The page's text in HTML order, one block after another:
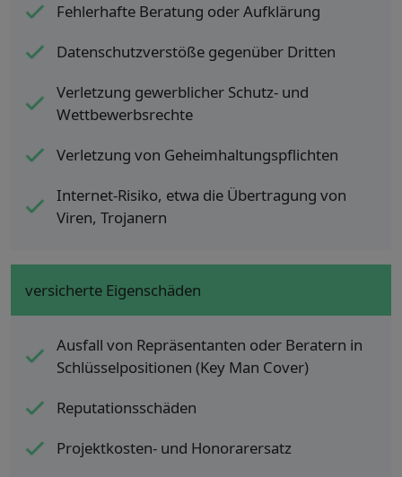
Fehlerhafte Beratung oder Aufklärung
Datenschutzverstöße gegenüber Dritten
Verletzung gewerblicher Schutz- und
Wettbewerbsrechte
Verletzung von Geheimhaltungspflichten
Internet-Risiko, etwa die Übertragung von
Viren, Trojanern
versicherte Eigenschäden
Ausfall von Repräsentanten oder Beratern in
Schlüsselpositionen (Key Man Cover)
Reputationsschäden
Projektkosten- und Honorarersatz